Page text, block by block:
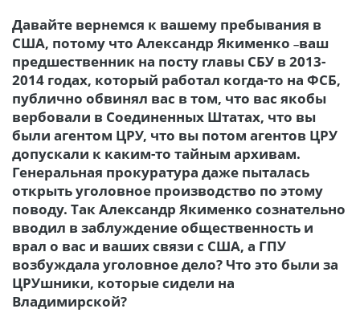
Давайте вернемся к вашему пребывания в
США, потому что Александр Якименко –ваш
предшественник на посту главы СБУ в 2013-
2014 годах, который работал когда-то на ФСБ,
публично обвинял вас в том, что вас якобы
вербовали в Соединенных Штатах, что вы
были агентом ЦРУ, что вы потом агентов ЦРУ
допускали к каким-то тайным архивам.
Генеральная прокуратура даже пыталась
открыть уголовное производство по этому
поводу. Так Александр Якименко сознательно
вводил в заблуждение общественность и
врал о вас и ваших связи с США, а ГПУ
возбуждала уголовное дело? Что это были за
ЦРУшники, которые сидели на
Владимирской?